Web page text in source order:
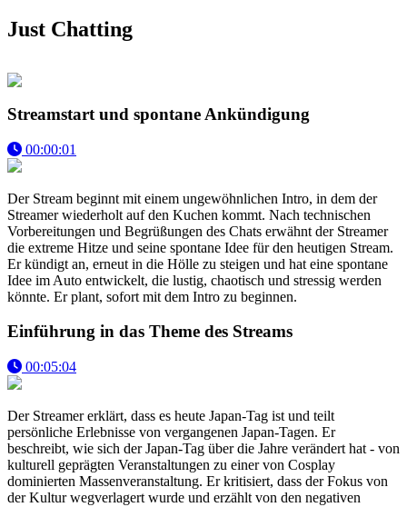
Just Chatting
Streamstart und spontane Ankündigung
00:00:01
Der Stream beginnt mit einem ungewöhnlichen Intro, in dem der
Streamer wiederholt auf den Kuchen kommt. Nach technischen
Vorbereitungen und Begrüßungen des Chats erwähnt der Streamer
die extreme Hitze und seine spontane Idee für den heutigen Stream.
Er kündigt an, erneut in die Hölle zu steigen und hat eine spontane
Idee im Auto entwickelt, die lustig, chaotisch und stressig werden
könnte. Er plant, sofort mit dem Intro zu beginnen.
Einführung in das Theme des Streams
00:05:04
Der Streamer erklärt, dass es heute Japan-Tag ist und teilt
persönliche Erlebnisse von vergangenen Japan-Tagen. Er
beschreibt, wie sich der Japan-Tag über die Jahre verändert hat - von
kulturell geprägten Veranstaltungen zu einer von Cosplay
dominierten Massenveranstaltung. Er kritisiert, dass der Fokus von
der Kultur wegverlagert wurde und erzählt von den negativen